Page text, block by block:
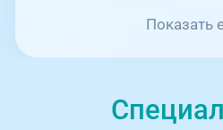
Показать